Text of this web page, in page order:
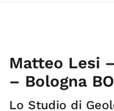
Matteo Lesi
– Bologna BO
Lo Studio di